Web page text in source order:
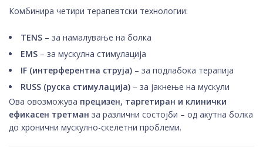
Комбинира четири терапевтски технологии:
TENS – за намалување на болка
EMS – за мускулна стимулација
IF (интерферентна струја) – за подлабока терапија
RUSS (руска стимулација) – за јакнење на мускули
Ова овозможува прецизен, таргетиран и клинички
ефикасен третман за различни состојби – од акутна болка
до хронични мускулно-скелетни проблеми.